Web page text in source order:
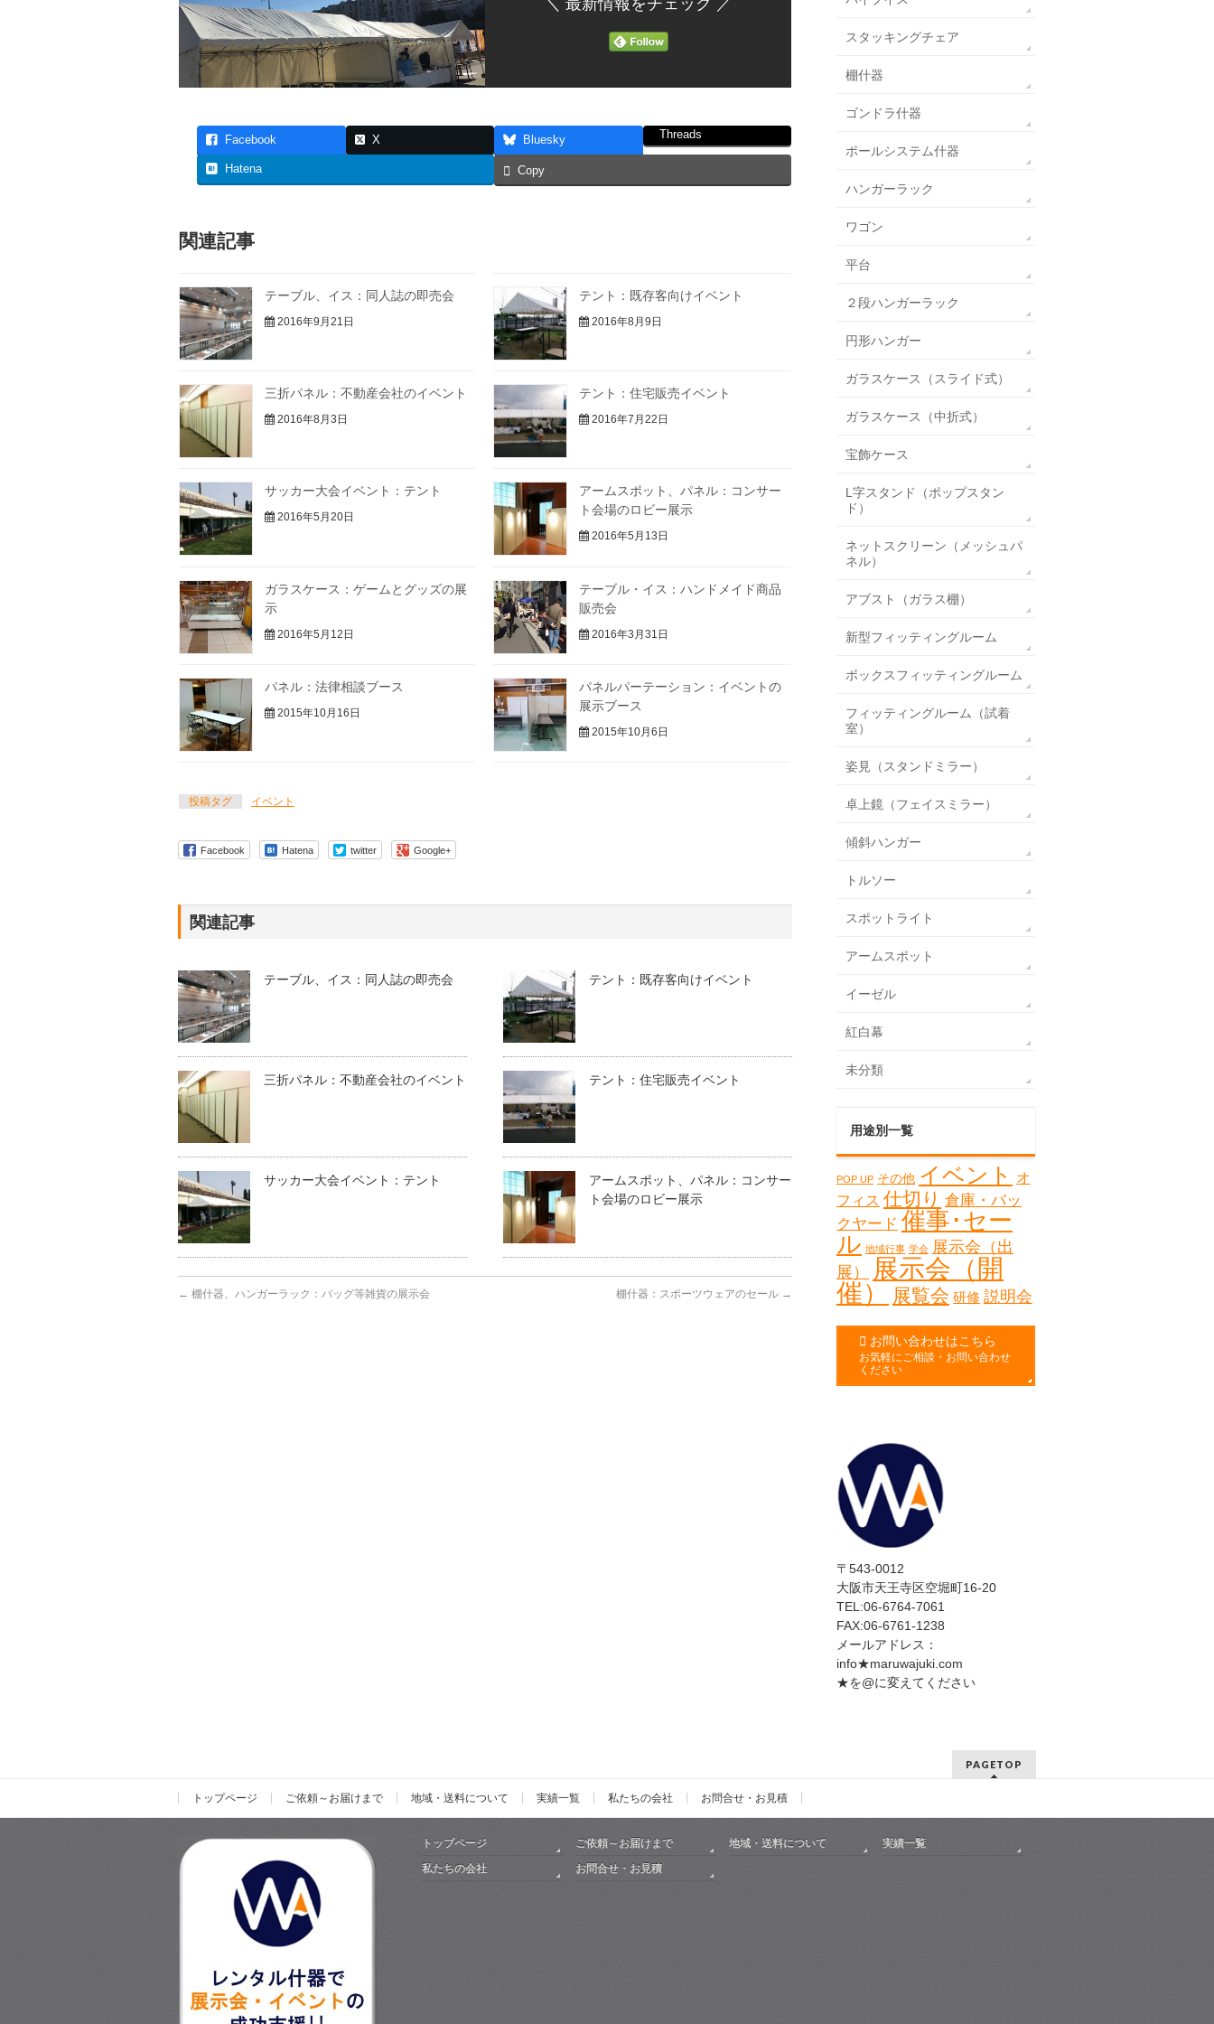
Facebook X Bluesky Threads
Hatena Copy
関連記事
テーブル、イス：同人誌の即売会
2016年9月21日
テント：既存客向けイベント
2016年8月9日
三折パネル：不動産会社のイベント
2016年8月3日
テント：住宅販売イベント
2016年7月22日
サッカー大会イベント：テント
2016年5月20日
アームスポット、パネル：コンサー
ト会場のロビー展示
2016年5月13日
ガラスケース：ゲームとグッズの展
示
2016年5月12日
テーブル・イス：ハンドメイド商品
販売会
2016年3月31日
パネル：法律相談ブース
2015年10月16日
パネルパーテーション：イベントの
展示ブース
2015年10月6日
投稿タグ イベント
Facebook Hatena twitter Google+
関連記事
テーブル、イス：同人誌の即売会 テント：既存客向けイベント
三折パネル：不動産会社のイベント テント：住宅販売イベント
サッカー大会イベント：テント
アームスポット、パネル：コンサー
ト会場のロビー展示
← 棚什器、ハンガーラック：バッグ等雑貨の展示会 棚什器：スポーツウェアのセール →
スタッキングチェア
棚什器
ゴンドラ什器
ポールシステム什器
ハンガーラック
ワゴン
平台
２段ハンガーラック
円形ハンガー
ガラスケース（スライド式）
ガラスケース（中折式）
宝飾ケース
L字スタンド（ポップスタン
ド）
ネットスクリーン（メッシュパ
ネル）
アブスト（ガラス棚）
新型フィッティングルーム
ボックスフィッティングルーム
フィッティングルーム（試着
室）
姿見（スタンドミラー）
卓上鏡（フェイスミラー）
傾斜ハンガー
トルソー
スポットライト
アームスポット
イーゼル
紅白幕
未分類
用途別一覧
POP UP その他 イベント
オ
フィス 仕切り 倉庫・バッ
クヤード 催事･セー
ル 地域行事 学会 展示会（出
展）
展示会（開
催）
展覧会 研修 説明会
お問い合わせはこちら
お気軽にご相談・お問い合わせ
ください
〒543-0012
大阪市天王寺区空堀町16-20
TEL:06-6764-7061
FAX:06-6761-1238
メールアドレス：
info★maruwajuki.com
★を@に変えてください
PAGETOP
トップページ ご依頼～お届けまで 地域・送料について 実績一覧 私たちの会社 お問合せ・お見積
トップページ ご依頼～お届けまで 地域・送料について
実績一覧
私たちの会社
お問合せ・お見積